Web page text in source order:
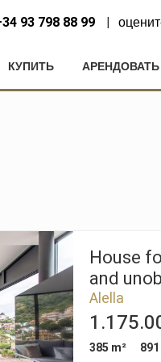
93 798 88 99
КУПИТЬ АРЕНДОВАТЬ
House
and
Alella
385 m²